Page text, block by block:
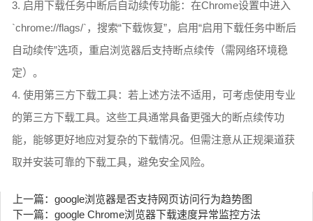
3. 启用下载任务中断后自动续传功能：在Chrome设置中进入
`chrome://flags/`，搜索“下载恢复”，启用“启用下载任务中断后
自动续传”选项，重启浏览器后支持断点续传（需网络环境稳
定）。
4. 使用第三方下载工具：若上述方法不适用，可考虑使用专业
的第三方下载工具。这些工具通常具备更强大的断点续传功
能，能够更好地应对复杂的下载情况。但需注意从正规渠道获
取并安装可靠的下载工具，避免安全风险。
上一篇：google浏览器是否支持网页访问行为趋势图
下一篇：google Chrome浏览器下载速度异常监控方法